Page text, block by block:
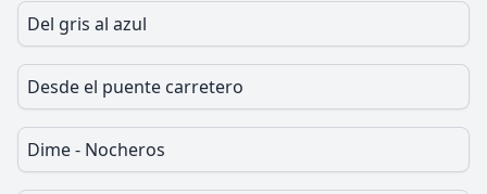
Del gris al azul
Desde el puente carretero
Dime - Nocheros